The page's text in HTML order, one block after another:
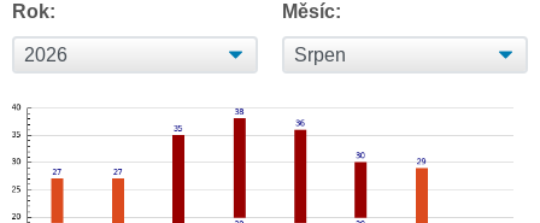
Rok: Měsíc: